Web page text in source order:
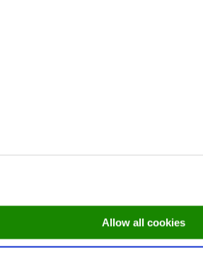
Allow all cookies
og udeserveringer i
2026: Se hvor stjernerne er